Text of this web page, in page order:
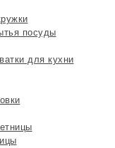
посуды
для кухни